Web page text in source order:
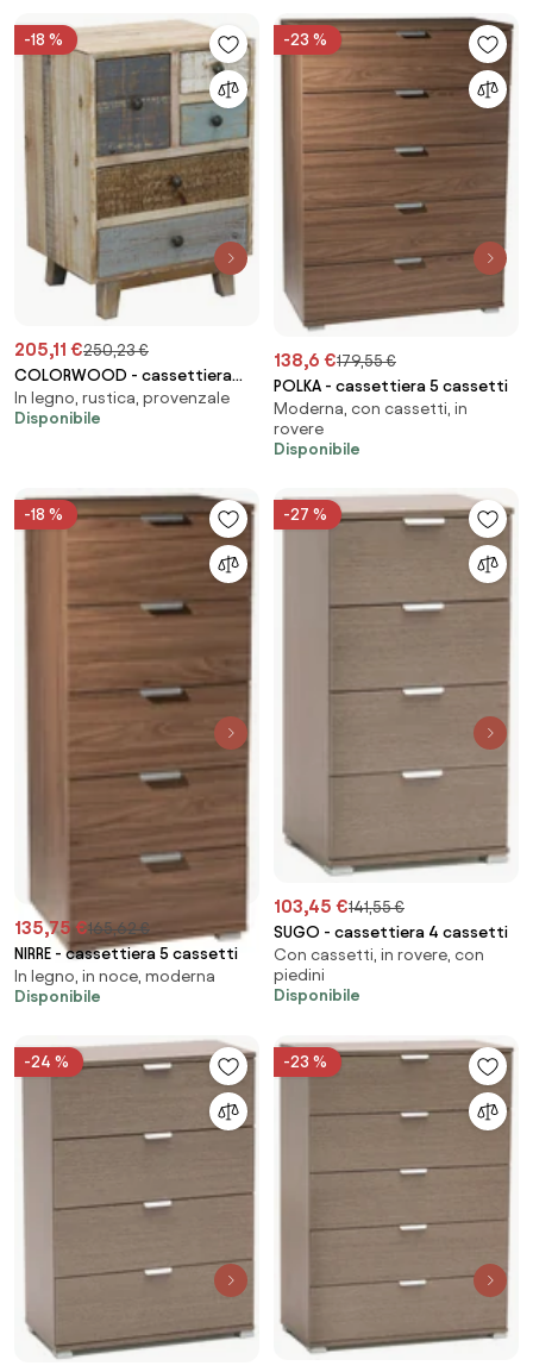
-18 %
205,11 €250,23 €
COLORWOOD - cassettiera
cinque cassetti in legno
colorato da 45 cm
In legno, rustica, provenzale
Disponibile
-23 %
138,6 €179,55 €
POLKA - cassettiera 5 cassetti
Moderna, con cassetti, in
rovere
Disponibile
-18 %
135,75 €165,62 €
NIRRE - cassettiera 5 cassetti
In legno, in noce, moderna
Disponibile
-27 %
103,45 €141,55 €
SUGO - cassettiera 4 cassetti
Con cassetti, in rovere, con
piedini
Disponibile
-24 % -23 %